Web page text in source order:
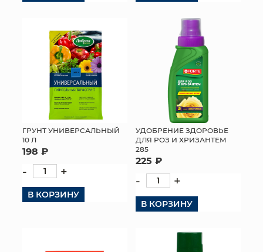
ГРУНТ УНИВЕРСАЛЬНЫЙ
10 Л
198 ₽
- +
В КОРЗИНУ
УДОБРЕНИЕ ЗДОРОВЬЕ
ДЛЯ РОЗ И ХРИЗАНТЕМ
285
225 ₽
- +
В КОРЗИНУ